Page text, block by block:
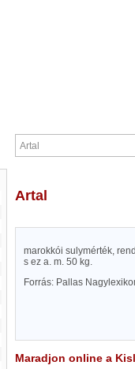
Artal
marokkói sulymérték,
s ez a. m. 50 kg.
Forrás: Pallas
Maradjon online a